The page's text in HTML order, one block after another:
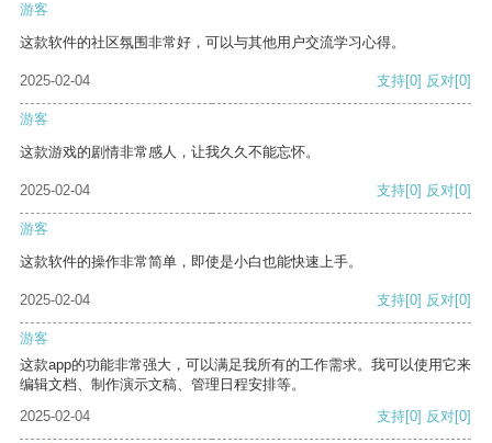
游客
这款软件的社区氛围非常好，可以与其他用户交流学习心得。
2025-02-04 支持[0] 反对[0]
游客
这款游戏的剧情非常感人，让我久久不能忘怀。
2025-02-04 支持[0] 反对[0]
游客
这款软件的操作非常简单，即使是小白也能快速上手。
2025-02-04 支持[0] 反对[0]
游客
这款app的功能非常强大，可以满足我所有的工作需求。我可以使用它来
编辑文档、制作演示文稿、管理日程安排等。
2025-02-04
支持[0] 反对[0]